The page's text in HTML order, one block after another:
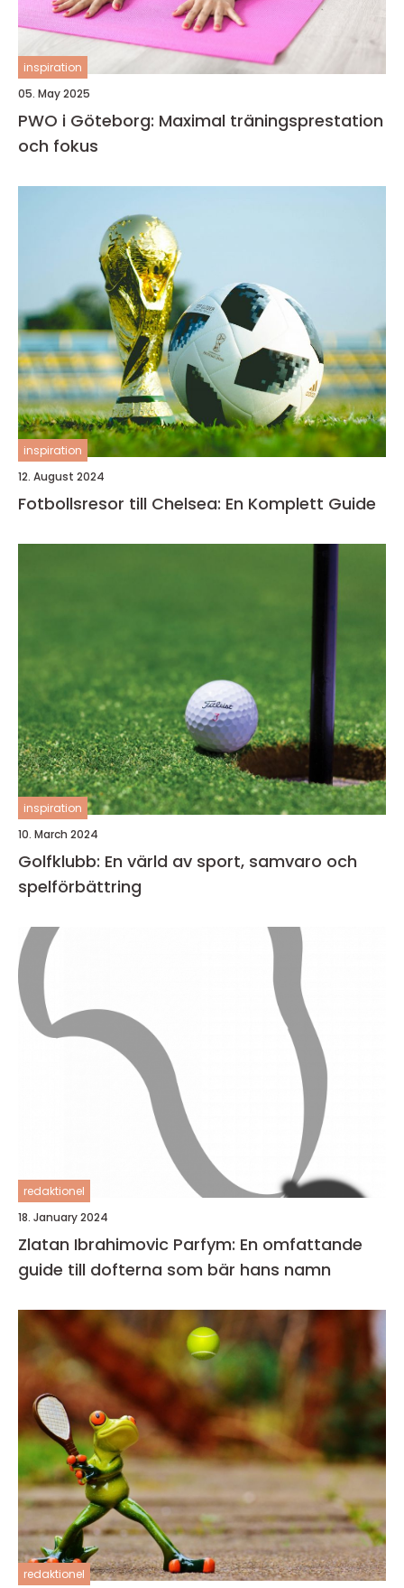
inspiration
05. May 2025
PWO i Göteborg: Maximal träningsprestation
och fokus
inspiration
12. August 2024
Fotbollsresor till Chelsea: En Komplett Guide
inspiration
10. March 2024
Golfklubb: En värld av sport, samvaro och
spelförbättring
redaktionel
18. January 2024
Zlatan Ibrahimovic Parfym: En omfattande
guide till dofterna som bär hans namn
redaktionel